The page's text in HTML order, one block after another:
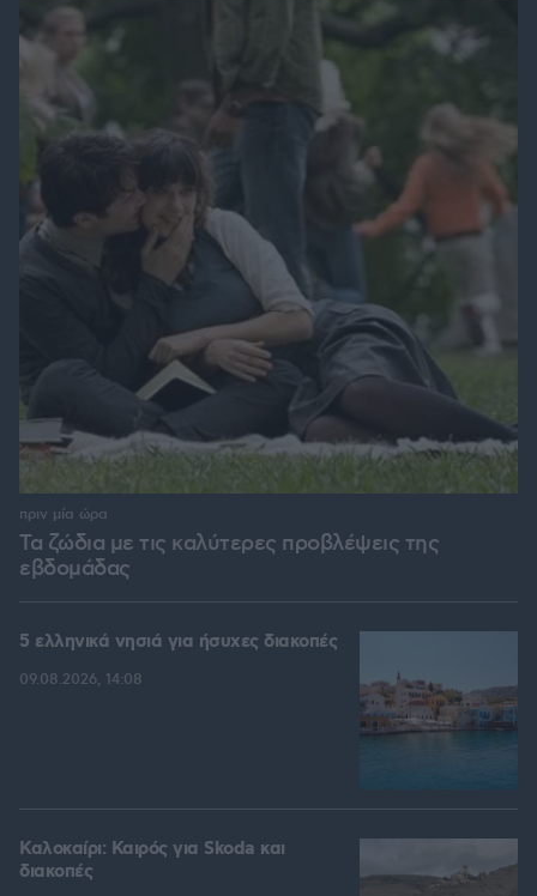
Τα ζώδια με τις καλύτερες προβλέψεις της
εβδομάδας
πριν μία ώρα
5 ελληνικά νησιά για ήσυχες διακοπές
09.08.2026, 14:08
Καλοκαίρι: Καιρός για Skoda και
διακοπές